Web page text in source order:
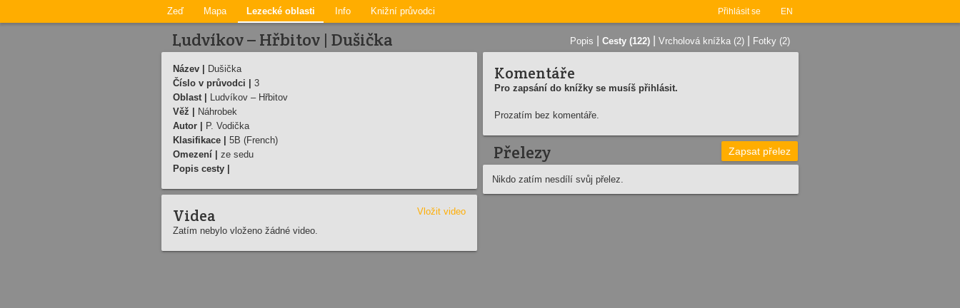
Přihlásit se EN
Zeď Mapa Lezecké oblasti Info Knižní průvodci
Ludvíkov – Hřbitov | Dušička Popis Cesty (122) Vrcholová knížka (2) Fotky (2)
Název |
Dušička
Číslo v průvodci |
3
Oblast |
Ludvíkov – Hřbitov
Věž |
Náhrobek
Autor |
P. Vodička
Klasifikace |
5B (French)
Omezení |
ze sedu
Popis cesty |
Videa
Vložit video
Zatím nebylo vloženo žádné video.
Komentáře
Pro zapsání do knížky se musíš přihlásit.
Prozatím bez komentáře.
Přelezy Zapsat přelez
Nikdo zatím nesdílí svůj přelez.